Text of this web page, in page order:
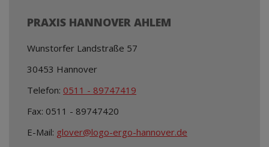
PRAXIS HANNOVER AHLEM
Wunstorfer Landstraße 57
30453 Hannover
Telefon: 0511 - 89747419
Fax: 0511 - 89747420
E-Mail: glover@logo-ergo-hannover.de